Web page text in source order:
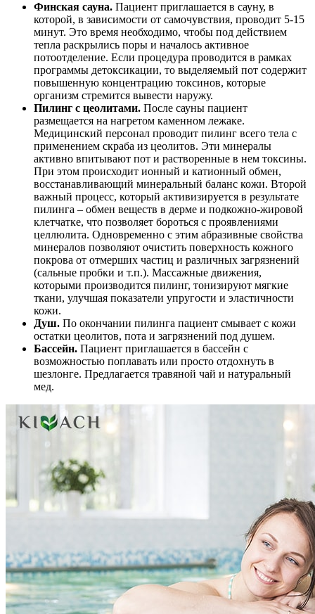
Финская сауна. Пациент приглашается в сауну, в
которой, в зависимости от самочувствия, проводит 5-15
минут. Это время необходимо, чтобы под действием
тепла раскрылись поры и началось активное
потоотделение. Если процедура проводится в рамках
программы детоксикации, то выделяемый пот содержит
повышенную концентрацию токсинов, которые
организм стремится вывести наружу.
Пилинг с цеолитами. После сауны пациент
размещается на нагретом каменном лежаке.
Медицинский персонал проводит пилинг всего тела с
применением скраба из цеолитов. Эти минералы
активно впитывают пот и растворенные в нем токсины.
При этом происходит ионный и катионный обмен,
восстанавливающий минеральный баланс кожи. Второй
важный процесс, который активизируется в результате
пилинга – обмен веществ в дерме и подкожно-жировой
клетчатке, что позволяет бороться с проявлениями
целлюлита. Одновременно с этим абразивные свойства
минералов позволяют очистить поверхность кожного
покрова от отмерших частиц и различных загрязнений
(сальные пробки и т.п.). Массажные движения,
которыми производится пилинг, тонизируют мягкие
ткани, улучшая показатели упругости и эластичности
кожи.
Душ. По окончании пилинга пациент смывает с кожи
остатки цеолитов, пота и загрязнений под душем.
Бассейн. Пациент приглашается в бассейн с
возможностью поплавать или просто отдохнуть в
шезлонге. Предлагается травяной чай и натуральный
мед.